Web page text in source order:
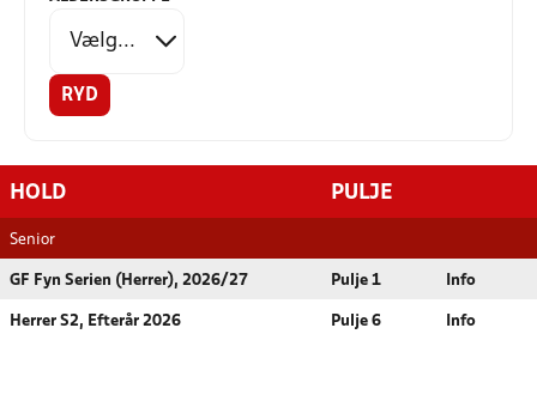
RYD
HOLD PULJE
Senior
GF Fyn Serien (Herrer), 2026/27 Pulje 1 Info
Herrer S2, Efterår 2026 Pulje 6 Info